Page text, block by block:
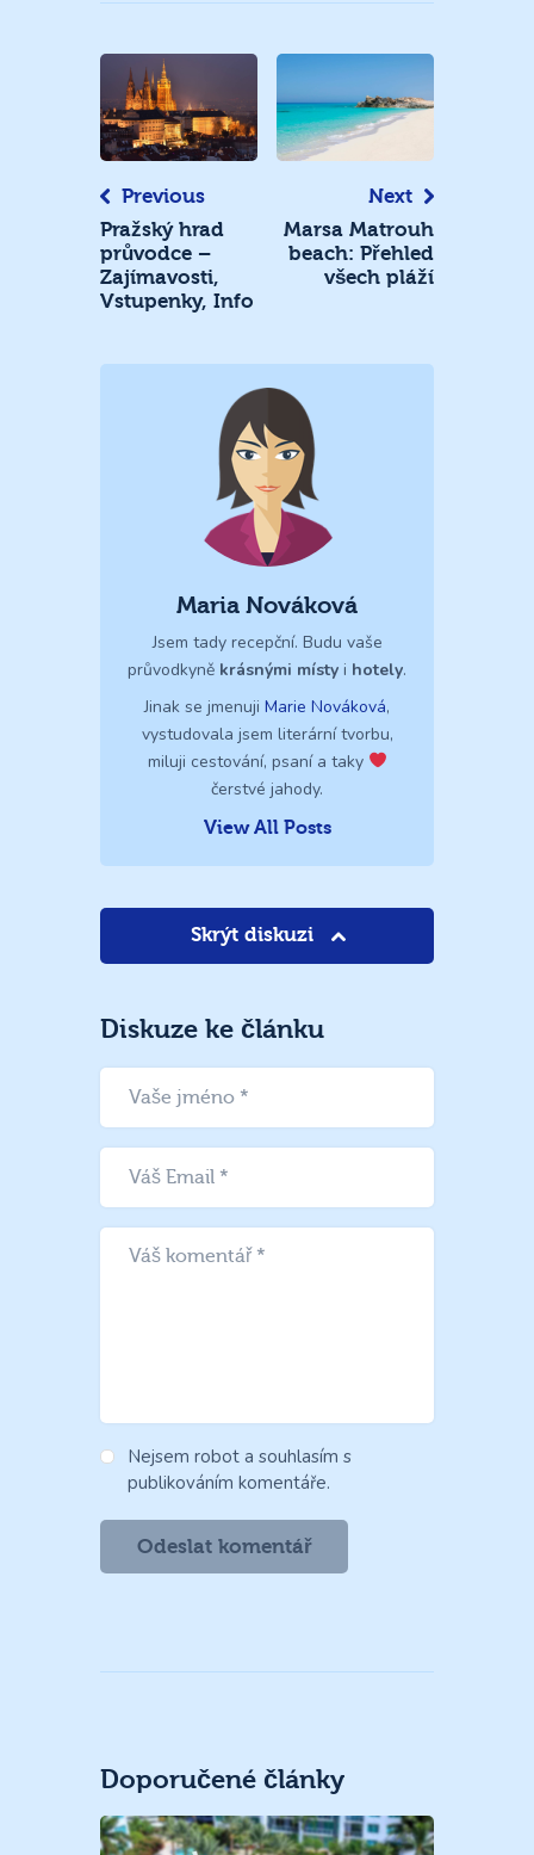
Navigace
pro
příspěvek
Previous
Pražský hrad
průvodce –
Zajímavosti,
Vstupenky, Info
Next
Marsa Matrouh
beach: Přehled
všech pláží
Maria Nováková
Jsem tady recepční. Budu vaše
průvodkyně krásnými místy i hotely.
Jinak se jmenuji Marie Nováková,
vystudovala jsem literární tvorbu,
miluji cestování, psaní a taky
čerstvé jahody.
View All Posts
Skrýt diskuzi
Diskuze ke článku
Nejsem robot a souhlasím s
publikováním komentáře.
Doporučené články